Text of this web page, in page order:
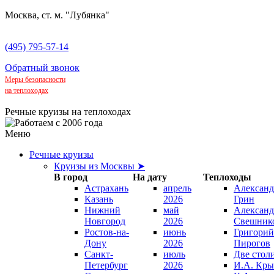
Москва, ст. м. "Лубянка"
(495) 795-57-14
Обратный звонок
Меры безопасности
на теплоходах
Речные круизы на теплоходах
Меню
Речные круизы
Круизы из Москвы ➤
В город
На дату
Теплоходы
Астрахань
Казань
Нижний
Новгород
Ростов-на-
Дону
Санкт-
Петербург
апрель
2026
май
2026
июнь
2026
июль
2026
Грин
Григорий
Пирогов
Две
И.А.